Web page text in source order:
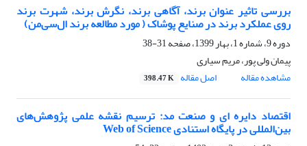
بررسی تاثیر عنوان برند، آگاهی برند، نگرش برند، شهرت برند
روی عملکرد برند در صنایع پوشاک ( مورد مطالعه برند ال‌سی‌من)
دوره 9، شماره 1، بهار 1399، صفحه
31-38
پیمان ولی پور، مریم سیاری
مشاهده مقاله
اصل مقاله 398.47 K
اقتصاد دایره ای و صنعت مد: ترسیم نقشه علمی پژوهش‌های
بین‌المللی در پایگاه استنادی Web of Science